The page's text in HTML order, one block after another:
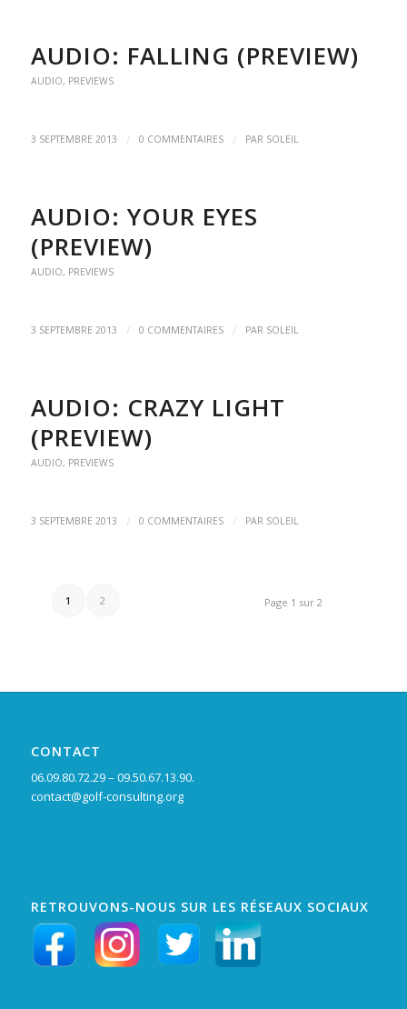
AUDIO: FALLING (PREVIEW)
AUDIO, PREVIEWS
3 SEPTEMBRE 2013 / 0 COMMENTAIRES / PAR SOLEIL
AUDIO: YOUR EYES
(PREVIEW)
AUDIO, PREVIEWS
3 SEPTEMBRE 2013 / 0 COMMENTAIRES / PAR SOLEIL
AUDIO: CRAZY LIGHT
(PREVIEW)
AUDIO, PREVIEWS
3 SEPTEMBRE 2013 / 0 COMMENTAIRES / PAR SOLEIL
Page 1 sur 2
1 2
CONTACT
06.09.80.72.29 – 09.50.67.13.90.
contact@golf-consulting.org
RETROUVONS-NOUS SUR LES RÉSEAUX SOCIAUX